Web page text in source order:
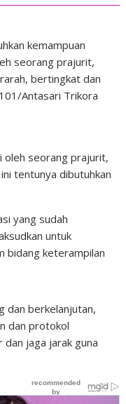
kemampuan
seorang prajurit,
bertingkat dan
Antasari Trikora
oleh seorang prajurit,
tentunya dibutuhkan
yang sudah
untuk
bidang keterampilan
dan berkelanjutan,
dan protokol
jaga jarak guna